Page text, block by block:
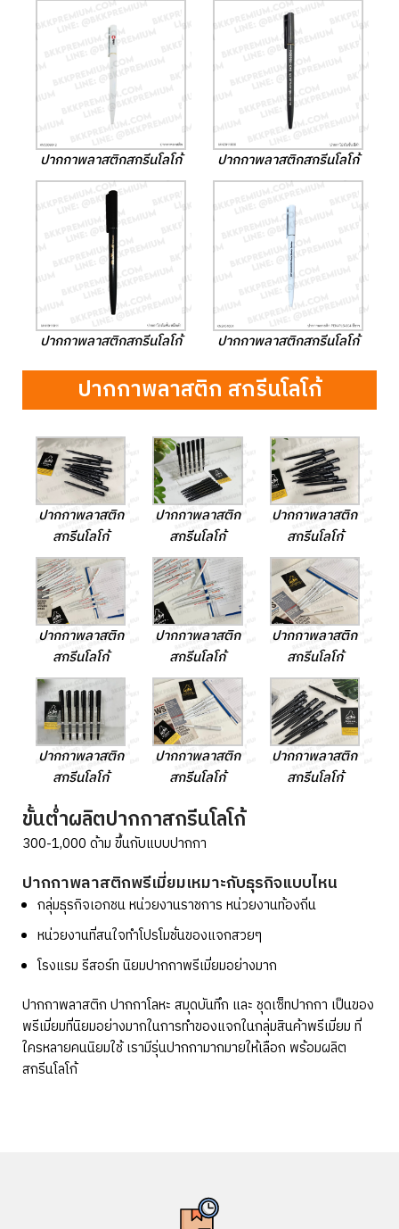
ปากกาพลาสติกสกรีนโลโก้ ปากกาพลาสติกสกรีนโลโก้
ปากกาพลาสติกสกรีนโลโก้ ปากกาพลาสติกสกรีนโลโก้
ปากกาพลาสติก สกรีนโลโก้
ปากกาพลาสติก
สกรีนโลโก้
ปากกาพลาสติก
สกรีนโลโก้
ปากกาพลาสติก
สกรีนโลโก้
ปากกาพลาสติก
สกรีนโลโก้
ปากกาพลาสติก
สกรีนโลโก้
ปากกาพลาสติก
สกรีนโลโก้
ปากกาพลาสติก
สกรีนโลโก้
ปากกาพลาสติก
สกรีนโลโก้
ปากกาพลาสติก
สกรีนโลโก้
ขั้นต่ำผลิตปากกาสกรีนโลโก้
300-1,000 ด้าม ขึ้นกับแบบปากกา
ปากกาพลาสติกพรีเมี่ยมเหมาะกับธุรกิจแบบไหน
กลุ่มธุรกิจเอกชน หน่วยงานราชการ หน่วยงานท้องถิ่น
หน่วยงานที่สนใจทำโปรโมชั่นของแจกสวยๆ
โรงแรม รีสอร์ท นิยมปากกาพรีเมี่ยมอย่างมาก
ปากกาพลาสติก ปากกาโลหะ สมุดบันทึก และ ชุดเซ็ทปากกา เป็นของ
พรีเมี่ยมที่นิยมอย่างมากในการทำของแจกในกลุ่มสินค้าพรีเมี่ยม ที่
ใครหลายคนนิยมใช้ เรามีรุ่นปากกามากมายให้เลือก พร้อมผลิต
สกรีนโลโก้